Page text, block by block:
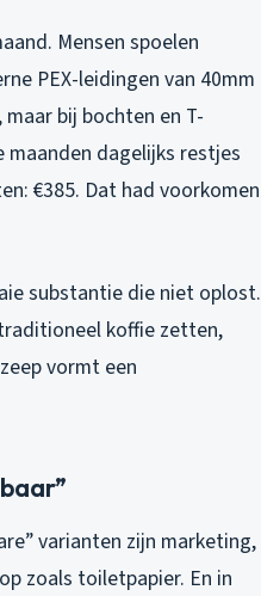
Mensen spoelen
PEX-leidingen van 40mm
bij bochten en T-
maanden dagelijks restjes
€385. Dat had voorkomen
substantie die niet oplost.
koffie zetten,
vormt een
varianten zijn marketing,
zoals toiletpapier. En in